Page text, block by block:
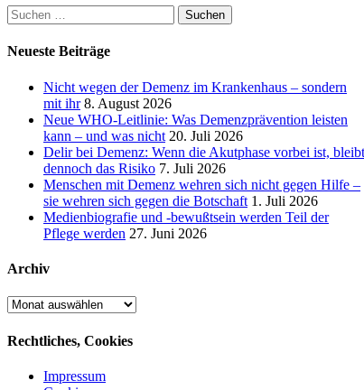
Suchen
nach:
Neueste Beiträge
Nicht wegen der Demenz im Krankenhaus – sondern
mit ihr 8. August 2026
Neue WHO-Leitlinie: Was Demenzprävention leisten
kann – und was nicht 20. Juli 2026
Delir bei Demenz: Wenn die Akutphase vorbei ist, bleibt
dennoch das Risiko 7. Juli 2026
Menschen mit Demenz wehren sich nicht gegen Hilfe –
sie wehren sich gegen die Botschaft 1. Juli 2026
Medienbiografie und -bewußtsein werden Teil der
Pflege werden 27. Juni 2026
Archiv
Archiv
Rechtliches, Cookies
Impressum